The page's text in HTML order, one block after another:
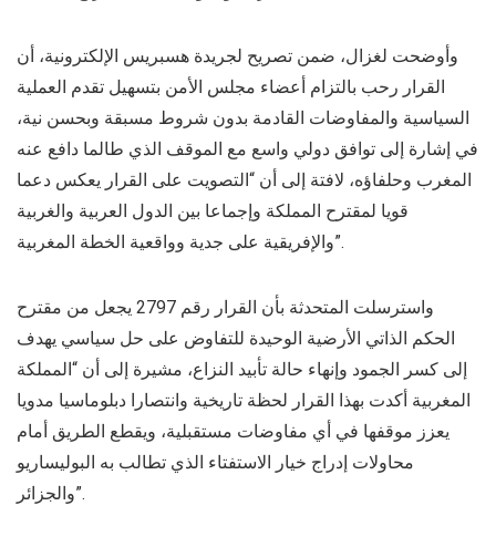
وأوضحت لغزال، ضمن تصريح لجريدة هسبريس الإلكترونية، أن
القرار رحب بالتزام أعضاء مجلس الأمن بتسهيل تقدم العملية
السياسية والمفاوضات القادمة بدون شروط مسبقة وبحسن نية،
في إشارة إلى توافق دولي واسع مع الموقف الذي طالما دافع عنه
المغرب وحلفاؤه، لافتة إلى أن “التصويت على القرار يعكس دعما
قويا لمقترح المملكة وإجماعا بين الدول العربية والغربية
والإفريقية على جدية وواقعية الخطة المغربية”.
واسترسلت المتحدثة بأن القرار رقم 2797 يجعل من مقترح
الحكم الذاتي الأرضية الوحيدة للتفاوض على حل سياسي يهدف
إلى كسر الجمود وإنهاء حالة تأبيد النزاع، مشيرة إلى أن “المملكة
المغربية أكدت بهذا القرار لحظة تاريخية وانتصارا دبلوماسيا مدويا
يعزز موقفها في أي مفاوضات مستقبلية، ويقطع الطريق أمام
محاولات إدراج خيار الاستفتاء الذي تطالب به البوليساريو
والجزائر”.